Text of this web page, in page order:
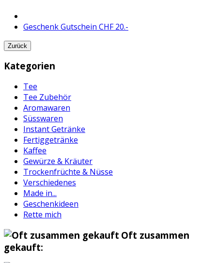
Geschenk Gutschein CHF 20.-
Zurück
Kategorien
Tee
Tee Zubehör
Aromawaren
Süsswaren
Instant Getränke
Fertiggetränke
Kaffee
Gewürze & Kräuter
Trockenfrüchte & Nüsse
Verschiedenes
Made in...
Geschenkideen
Rette mich
Oft zusammen
gekauft: